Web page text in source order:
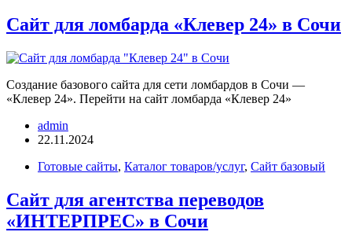
Сайт для ломбарда «Клевер 24» в Сочи
Создание базового сайта для сети ломбардов в Сочи —
«Клевер 24». Перейти на сайт ломбарда «Клевер 24»
admin
22.11.2024
Готовые сайты, Каталог товаров/услуг, Сайт базовый
Сайт для агентства переводов
«ИНТЕРПРЕС» в Сочи